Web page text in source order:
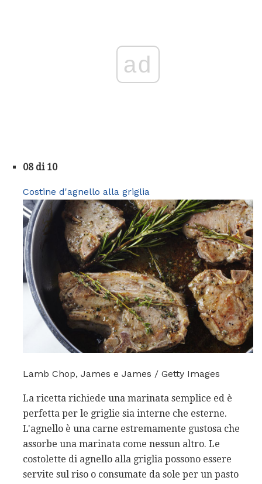
ad
08 di 10
Costine d'agnello alla griglia
Lamb Chop, James e James / Getty Images
La ricetta richiede una marinata semplice ed è
perfetta per le griglie sia interne che esterne.
L'agnello è una carne estremamente gustosa che
assorbe una marinata come nessun altro. Le
costolette di agnello alla griglia possono essere
servite sul riso o consumate da sole per un pasto